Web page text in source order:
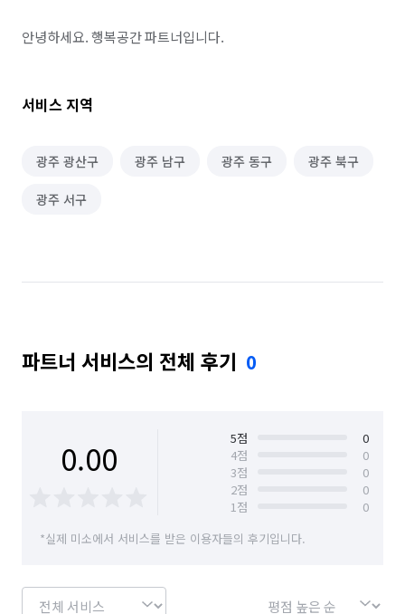
안녕하세요. 행복공간 파트너입니다.
서비스 지역
광주 광산구 광주 남구 광주 동구 광주 북구
광주 서구
파트너 서비스의 전체 후기 0
0.00 5점
0
4점
0
3점
0
2점
0
1점
0
*실제 미소에서 서비스를 받은 이용자들의 후기입니다.